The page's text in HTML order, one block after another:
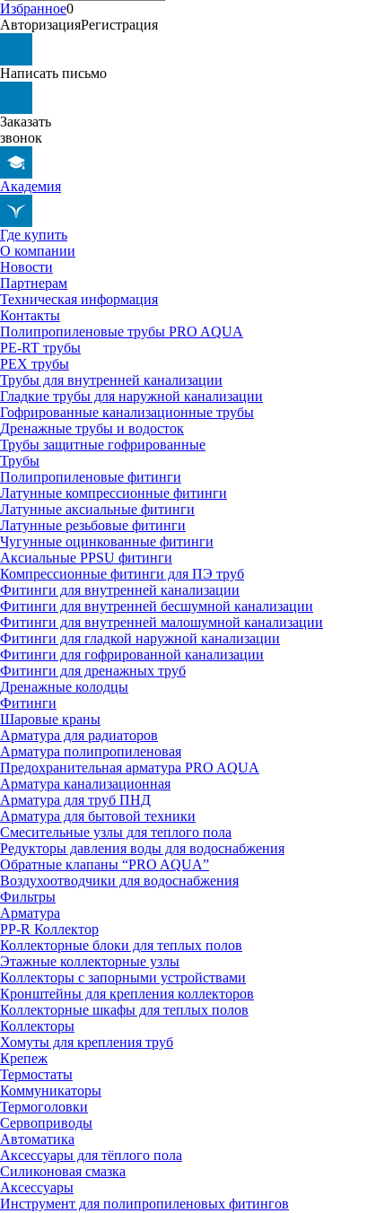
Избранное0
АвторизацияРегистрация
Написать письмо
Заказать
звонок
Академия
Где купить
О компании
Новости
Партнерам
Техническая информация
Контакты
Полипропиленовые трубы PRO AQUA
PE-RT трубы
PEX трубы
Трубы для внутренней канализации
Гладкие трубы для наружной канализации
Гофрированные канализационные трубы
Дренажные трубы и водосток
Трубы защитные гофрированные
Трубы
Полипропиленовые фитинги
Латунные компрессионные фитинги
Латунные аксиальные фитинги
Латунные резьбовые фитинги
Чугунные оцинкованные фитинги
Аксиальные PPSU фитинги
Компрессионные фитинги для ПЭ труб
Фитинги для внутренней канализации
Фитинги для внутренней бесшумной канализации
Фитинги для внутренней малошумной канализации
Фитинги для гладкой наружной канализации
Фитинги для гофрированной канализации
Фитинги для дренажных труб
Дренажные колодцы
Фитинги
Шаровые краны
Арматура для радиаторов
Арматура полипропиленовая
Предохранительная арматура PRO AQUA
Арматура канализационная
Арматура для труб ПНД
Арматура для бытовой техники
Смесительные узлы для теплого пола
Редукторы давления воды для водоснабжения
Обратные клапаны “PRO AQUA”
Воздухоотводчики для водоснабжения
Фильтры
Арматура
PP-R Коллектор
Коллекторные блоки для теплых полов
Этажные коллекторные узлы
Коллекторы с запорными устройствами
Кронштейны для крепления коллекторов
Коллекторные шкафы для теплых полов
Коллекторы
Хомуты для крепления труб
Крепеж
Термостаты
Коммуникаторы
Термоголовки
Сервоприводы
Автоматика
Аксессуары для тёплого пола
Силиконовая смазка
Аксессуары
Инструмент для полипропиленовых фитингов